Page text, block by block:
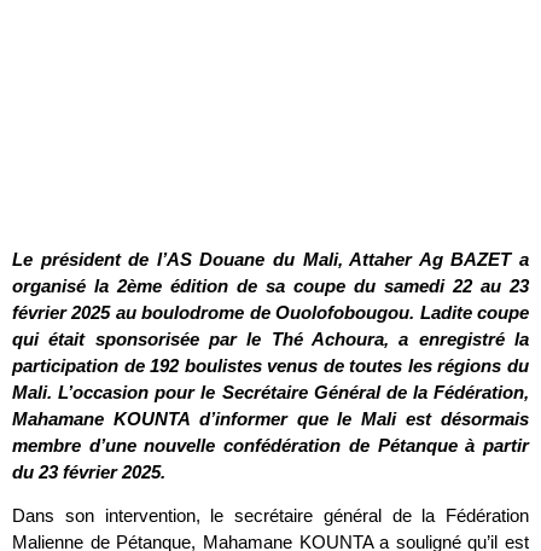
Le président de l’AS Douane du Mali, Attaher Ag BAZET a
organisé la 2ème édition de sa coupe du samedi 22 au 23
février 2025 au boulodrome de Ouolofobougou. Ladite coupe
qui était sponsorisée par le Thé Achoura, a enregistré la
participation de 192 boulistes venus de toutes les régions du
Mali. L’occasion pour le Secrétaire Général de la Fédération,
Mahamane KOUNTA d’informer que le Mali est désormais
membre d’une nouvelle confédération de Pétanque à partir
du 23 février 2025.
Dans son intervention, le secrétaire général de la Fédération
Malienne de Pétanque, Mahamane KOUNTA a souligné qu’il est